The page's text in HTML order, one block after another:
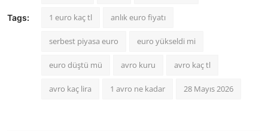
Tags: 1 euro kaç tl anlık euro fiyatı
serbest piyasa euro euro yükseldi mi
euro düştü mü avro kuru avro kaç tl
avro kaç lira 1 avro ne kadar 28 Mayıs 2026